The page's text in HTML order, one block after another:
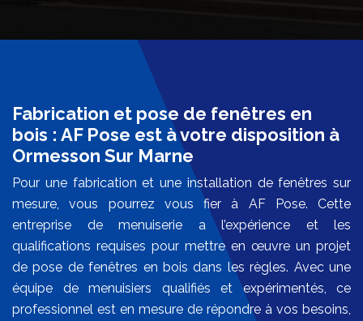
Fabrication et pose de fenêtres en
bois : AF Pose est à votre disposition à
Ormesson Sur Marne
Pour une fabrication et une installation de fenêtres sur
mesure, vous pourrez vous fier à AF Pose. Cette
entreprise de menuiserie a l’expérience et les
qualifications requises pour mettre en œuvre un projet
de pose de fenêtres en bois dans les règles. Avec une
équipe de menuisiers qualifiés et expérimentés, ce
professionnel est en mesure de répondre à vos besoins,